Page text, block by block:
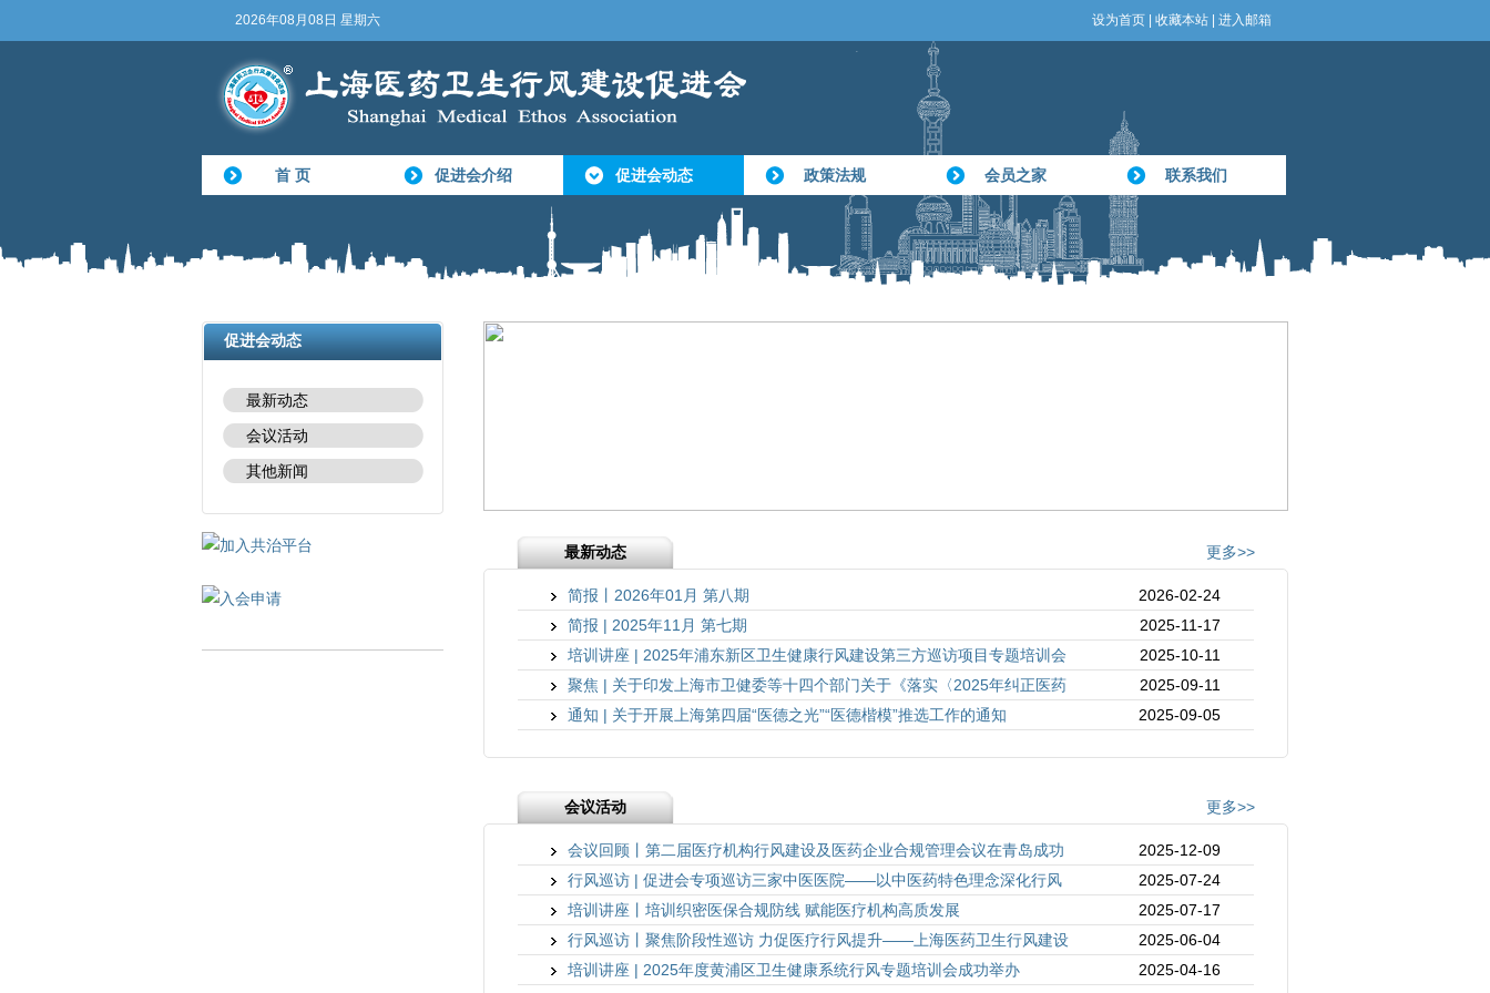
2026年08月08日 星期六 设为首页 收藏本站 进入邮箱
首 页 促进会介绍 促进会动态 政策法规 会员之家 联系我们
促进会动态
最新动态
会议活动
其他新闻
最新动态 更多>>
简报丨2026年01月 第八期
2026-02-24
简报 | 2025年11月 第七期
2025-11-17
培训讲座 | 2025年浦东新区卫生健康行风建设第三方巡访项目专题培训会
2025-10-11
聚焦 | 关于印发上海市卫健委等十四个部门关于《落实〈2025年纠正医药
2025-09-11
通知 | 关于开展上海第四届“医德之光”“医德楷模”推选工作的通知
2025-09-05
会议活动 更多>>
会议回顾丨第二届医疗机构行风建设及医药企业合规管理会议在青岛成功
2025-12-09
行风巡访 | 促进会专项巡访三家中医医院——以中医药特色理念深化行风
2025-07-24
培训讲座丨培训织密医保合规防线 赋能医疗机构高质发展
2025-07-17
行风巡访丨聚焦阶段性巡访 力促医疗行风提升——上海医药卫生行风建设
2025-06-04
培训讲座 | 2025年度黄浦区卫生健康系统行风专题培训会成功举办
2025-04-16